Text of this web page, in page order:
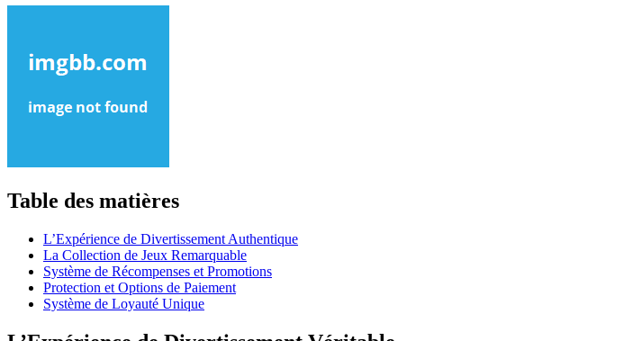
Table des matières
L’Expérience de Divertissement Authentique
La Collection de Jeux Remarquable
Système de Récompenses et Promotions
Protection et Options de Paiement
Système de Loyauté Unique